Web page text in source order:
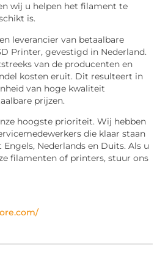
wij u helpen het filament te
is.
leverancier van betaalbare
Printer, gevestigd in Nederland.
van de producenten en
kosten eruit. Dit resulteert in
van hoge kwaliteit
prijzen.
hoogste prioriteit. Wij hebben
die klaar staan
Nederlands en Duits. Als u
filamenten of printers, stuur ons